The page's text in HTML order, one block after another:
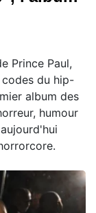
Prince Paul,
codes du hip-
album des
humour